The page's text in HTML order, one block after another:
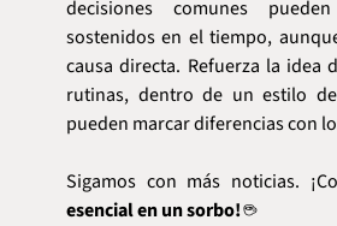
decisiones comunes
sostenidos en el tiempo,
causa directa. Refuerza la idea
rutinas, dentro de un estilo
pueden marcar diferencias con
Sigamos con más noticias.
esencial en un sorbo! ☕️